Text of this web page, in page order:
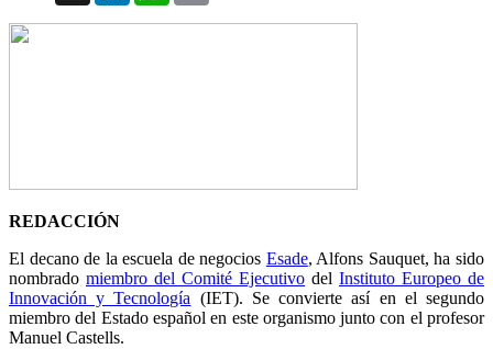
REDACCIÓN
El decano de la escuela de negocios Esade, Alfons Sauquet, ha sido
nombrado miembro del Comité Ejecutivo del Instituto Europeo de
Innovación y Tecnología (IET). Se convierte así en el segundo
miembro del Estado español en este organismo junto con el profesor
Manuel Castells.